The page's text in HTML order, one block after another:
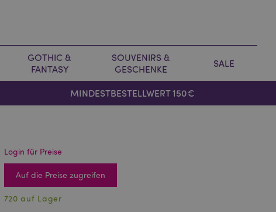
GOTHIC &
FANTASY
SOUVENIRS &
GESCHENKE
SALE
MINDESTBESTELLWERT 150€
Login für Preise
Auf die Preise zugreifen
720 auf Lager